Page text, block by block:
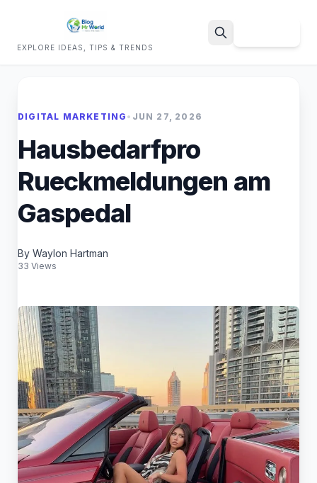
EXPLORE IDEAS, TIPS & TRENDS
DIGITAL MARKETING • JUN 27, 2026
Hausbedarfpro
Rueckmeldungen am
Gaspedal
By Waylon Hartman
33 Views